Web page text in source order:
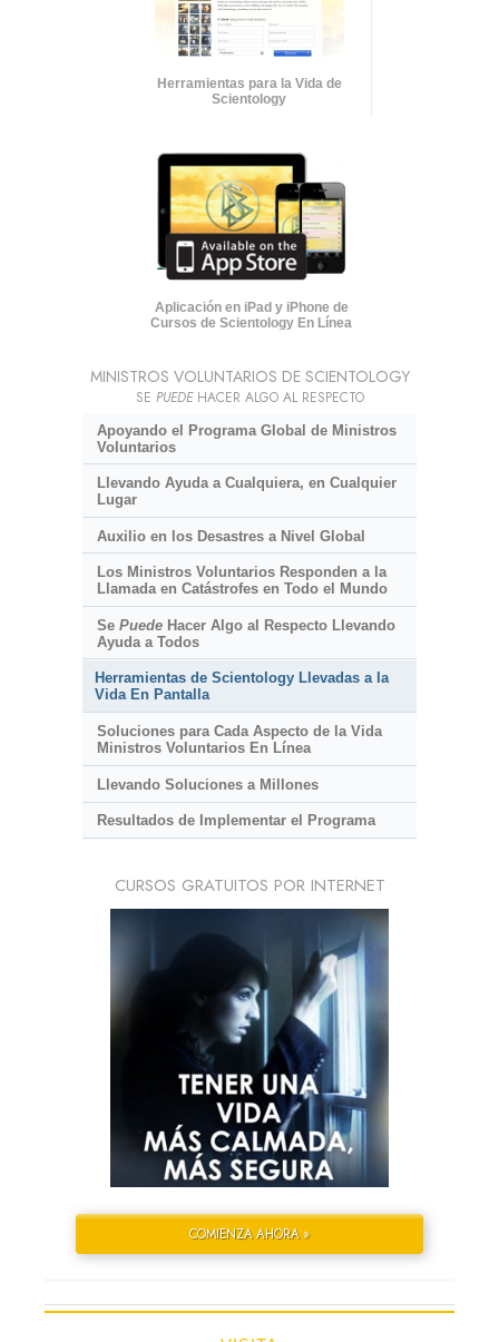
Herramientas para la Vida de
Scientology
Aplicación en iPad y iPhone de
Cursos de Scientology En Línea
MINISTROS VOLUNTARIOS DE SCIENTOLOGY
SE PUEDEHACER ALGO AL RESPECTO
Apoyando el Programa Global de Ministros
Voluntarios
Llevando Ayuda a Cualquiera, en Cualquier
Lugar
Auxilio en los Desastres a Nivel Global
Los Ministros Voluntarios Responden a la
Llamada en Catástrofes en Todo el Mundo
Se PuedeHacer Algo al Respecto Llevando
Ayuda a Todos
Herramientas de Scientology Llevadas a la
Vida En Pantalla
Soluciones para Cada Aspecto de la Vida
Ministros Voluntarios En Línea
Llevando Soluciones a Millones
Resultados de Implementar el Programa
CURSOS GRATUITOS POR INTERNET
COMIENZA AHORA »